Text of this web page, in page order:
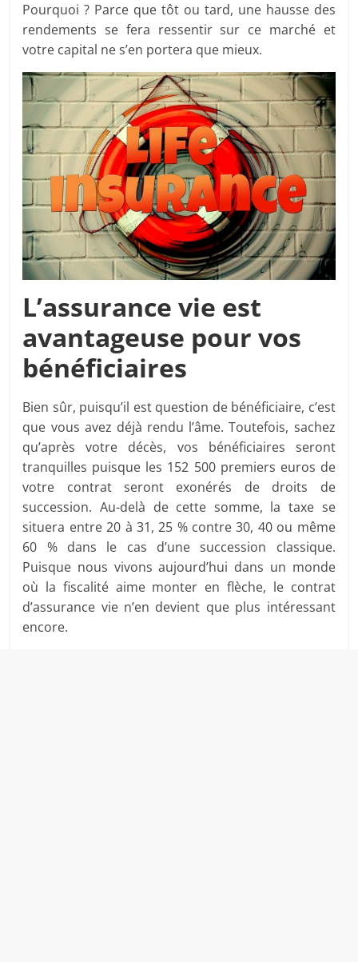
Pourquoi ? Parce que tôt ou tard, une hausse des
rendements se fera ressentir sur ce marché et
votre capital ne s’en portera que mieux.
L’assurance vie est
avantageuse pour vos
bénéficiaires
Bien sûr, puisqu’il est question de bénéficiaire, c’est
que vous avez déjà rendu l’âme. Toutefois, sachez
qu’après votre décès, vos bénéficiaires seront
tranquilles puisque les 152 500 premiers euros de
votre contrat seront exonérés de droits de
succession. Au-delà de cette somme, la taxe se
situera entre 20 à 31, 25 % contre 30, 40 ou même
60 % dans le cas d’une succession classique.
Puisque nous vivons aujourd’hui dans un monde
où la fiscalité aime monter en flèche, le contrat
d’assurance vie n’en devient que plus intéressant
encore.